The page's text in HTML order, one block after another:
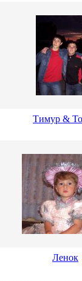
Тимур &
Ленок